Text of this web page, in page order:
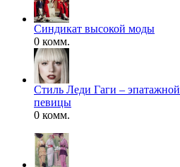
Синдикат высокой моды
0 комм.
Стиль Леди Гаги – эпатажной
певицы
0 комм.